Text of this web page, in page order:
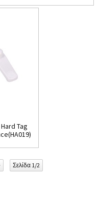
Tag
Σελίδα 1/2